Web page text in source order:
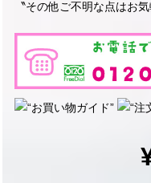
〝その他ご不明な点はお